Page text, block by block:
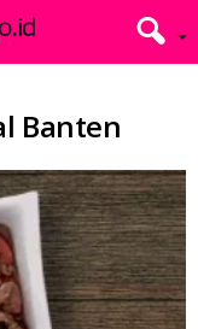
Banten